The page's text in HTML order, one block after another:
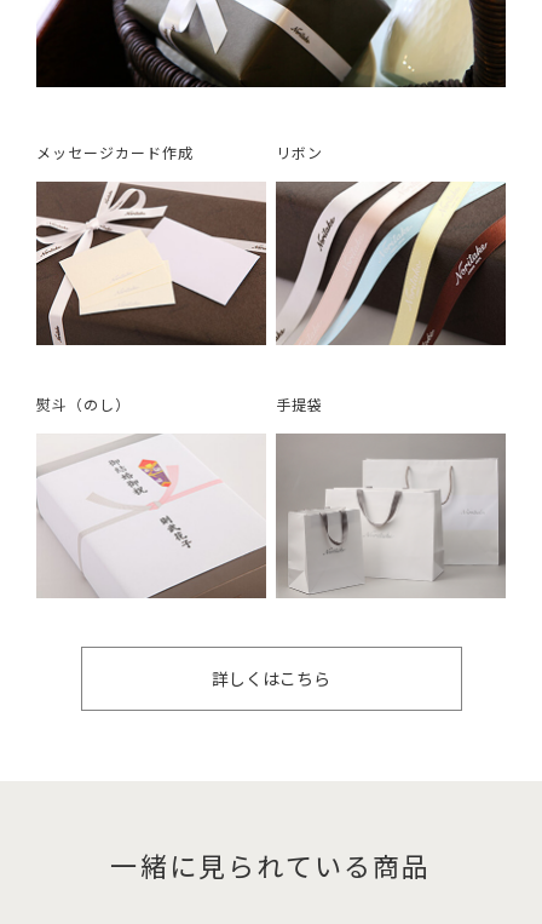
メッセージカード作成 リボン
熨斗（のし） 手提袋
詳しくはこちら
一緒に見られている商品